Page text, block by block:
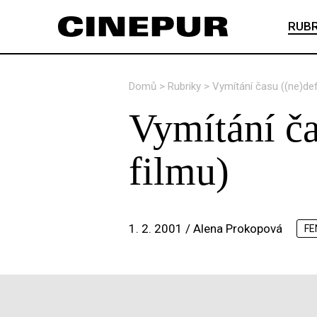
Domů > Rubriky > Vymítání času
Vymítání
filmu)
1. 2. 2001 / Alena Prokopová